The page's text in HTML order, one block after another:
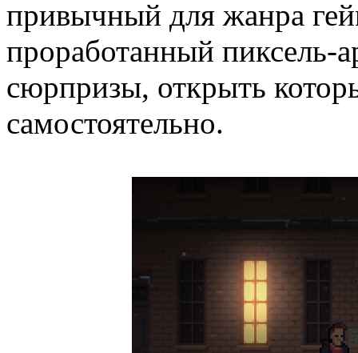
привычный для жанра
проработанный пиксель-
сюрпризы, открыть
самостоятельно.